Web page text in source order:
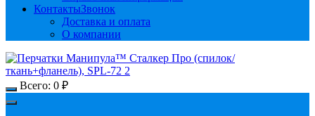
КонтактыЗвонок
Доставка и оплата
О компании
Всего: 0 ₽